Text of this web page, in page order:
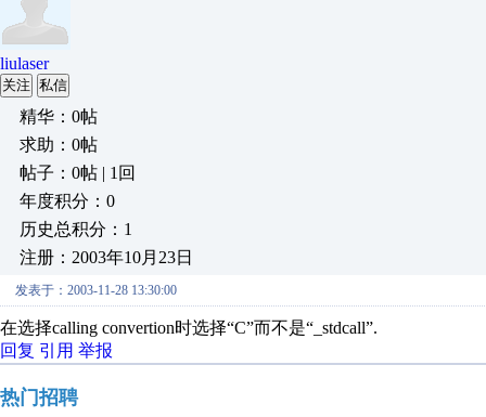
liulaser
关注 私信
精华：0帖
求助：0帖
帖子：0帖 | 1回
年度积分：0
历史总积分：1
注册：2003年10月23日
发表于：2003-11-28 13:30:00
在选择calling convertion时选择“C”而不是“_stdcall”.
回复 引用 举报
热门招聘